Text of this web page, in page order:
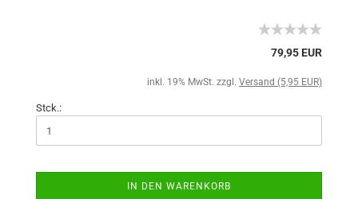
79,95 EUR
inkl. 19% MwSt. zzgl. Versand (5,95 EUR)
Stck.:
IN DEN WARENKORB